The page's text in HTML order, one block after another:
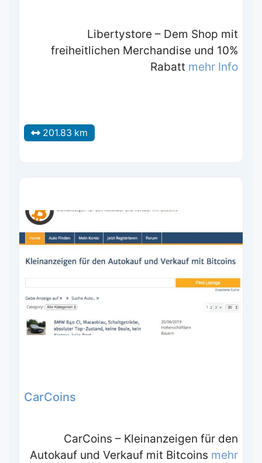
Libertystore – Dem Shop mit
freiheitlichen Merchandise und 10%
Rabatt mehr Info
201.83 km
CarCoins
CarCoins – Kleinanzeigen für den
Autokauf und Verkauf mit Bitcoins mehr